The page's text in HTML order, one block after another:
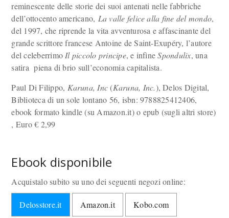
reminescente delle storie dei suoi antenati nelle fabbriche
dell’ottocento americano, La valle felice alla fine del mondo,
del 1997, che riprende la vita avventurosa e affascinante del
grande scrittore francese Antoine de Saint-Exupéry, l’autore
del celeberrimo Il piccolo principe, e infineSpondulix, una
satira piena di brio sull’economia capitalista.
Paul Di Filippo, Karuna, Inc(Karuna, Inc.), Delos Digital,
Biblioteca di un sole lontano 56, isbn: 9788825412406,
ebook formato kindle (su Amazon.it) o epub (sugli altri store)
, Euro€ 2,99
Ebook disponibile
Acquistalo subito su uno dei seguenti negozi online:
Delosstore.it Amazon.it Kobo.com